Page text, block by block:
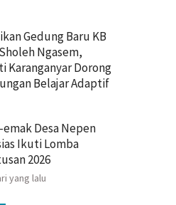
Gedung Baru KB
Ngasem,
Karanganyar Dorong
Belajar Adaptif
emak Desa Nepen
Ikuti Lomba
2026
yang lalu